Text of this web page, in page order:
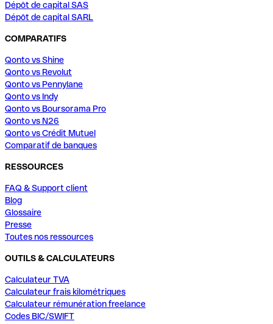
Dépôt de capital SAS
Dépôt de capital SARL
COMPARATIFS
Qonto vs Shine
Qonto vs Revolut
Qonto vs Pennylane
Qonto vs Indy
Qonto vs Boursorama Pro
Qonto vs N26
Qonto vs Crédit Mutuel
Comparatif de banques
RESSOURCES
FAQ & Support client
Blog
Glossaire
Presse
Toutes nos ressources
OUTILS & CALCULATEURS
Calculateur TVA
Calculateur frais kilométriques
Calculateur rémunération freelance
Codes BIC/SWIFT